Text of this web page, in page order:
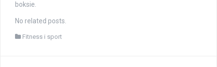
boksie.
No related posts.
Fitness i sport